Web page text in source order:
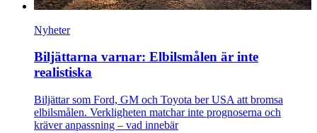
Nyheter
Biljättarna varnar: Elbilsmålen är inte
realistiska
Biljättar som Ford, GM och Toyota ber USA att bromsa
elbilsmålen. Verkligheten matchar inte prognoserna och
kräver anpassning – vad innebär